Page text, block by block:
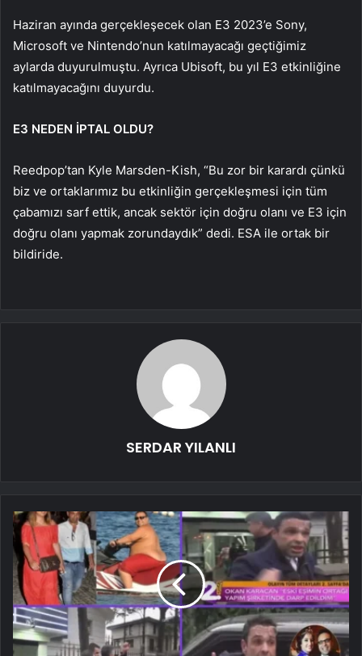
Haziran ayında gerçekleşecek olan E3 2023’e Sony,
Microsoft ve Nintendo’nun katılmayacağı geçtiğimiz
aylarda duyurulmuştu. Ayrıca Ubisoft, bu yıl E3 etkinliğine
katılmayacağını duyurdu.
E3 NEDEN İPTAL OLDU?
Reedpop’tan Kyle Marsden-Kish, “Bu zor bir karardı çünkü
biz ve ortaklarımız bu etkinliğin gerçekleşmesi için tüm
çabamızı sarf ettik, ancak sektör için doğru olanı ve E3 için
doğru olanı yapmak zorundaydık” dedi. ESA ile ortak bir
bildiride.
SERDAR YILANLI